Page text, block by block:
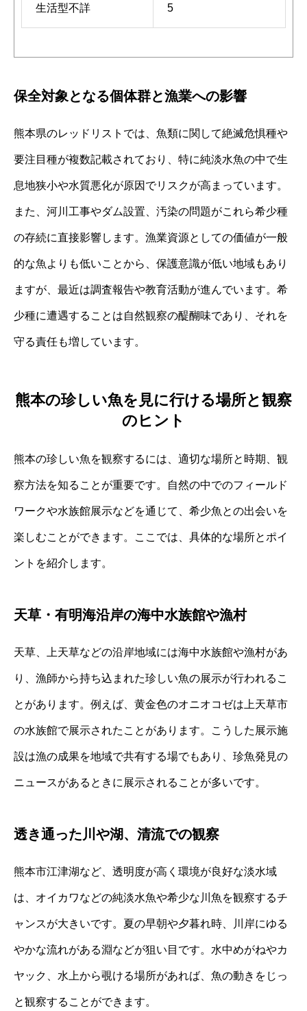
生活型不詳 5
保全対象となる個体群と漁業への影響
熊本県のレッドリストでは、魚類に関して絶滅危惧種や
要注目種が複数記載されており、特に純淡水魚の中で生
息地狭小や水質悪化が原因でリスクが高まっています。
また、河川工事やダム設置、汚染の問題がこれら希少種
の存続に直接影響します。漁業資源としての価値が一般
的な魚よりも低いことから、保護意識が低い地域もあり
ますが、最近は調査報告や教育活動が進んでいます。希
少種に遭遇することは自然観察の醍醐味であり、それを
守る責任も増しています。
熊本の珍しい魚を見に行ける場所と観察
のヒント
熊本の珍しい魚を観察するには、適切な場所と時期、観
察方法を知ることが重要です。自然の中でのフィールド
ワークや水族館展示などを通じて、希少魚との出会いを
楽しむことができます。ここでは、具体的な場所とポイ
ントを紹介します。
天草・有明海沿岸の海中水族館や漁村
天草、上天草などの沿岸地域には海中水族館や漁村があ
り、漁師から持ち込まれた珍しい魚の展示が行われるこ
とがあります。例えば、黄金色のオニオコゼは上天草市
の水族館で展示されたことがあります。こうした展示施
設は漁の成果を地域で共有する場でもあり、珍魚発見の
ニュースがあるときに展示されることが多いです。
透き通った川や湖、清流での観察
熊本市江津湖など、透明度が高く環境が良好な淡水域
は、オイカワなどの純淡水魚や希少な川魚を観察するチ
ャンスが大きいです。夏の早朝や夕暮れ時、川岸にゆる
やかな流れがある淵などが狙い目です。水中めがねやカ
ヤック、水上から覗ける場所があれば、魚の動きをじっ
と観察することができます。